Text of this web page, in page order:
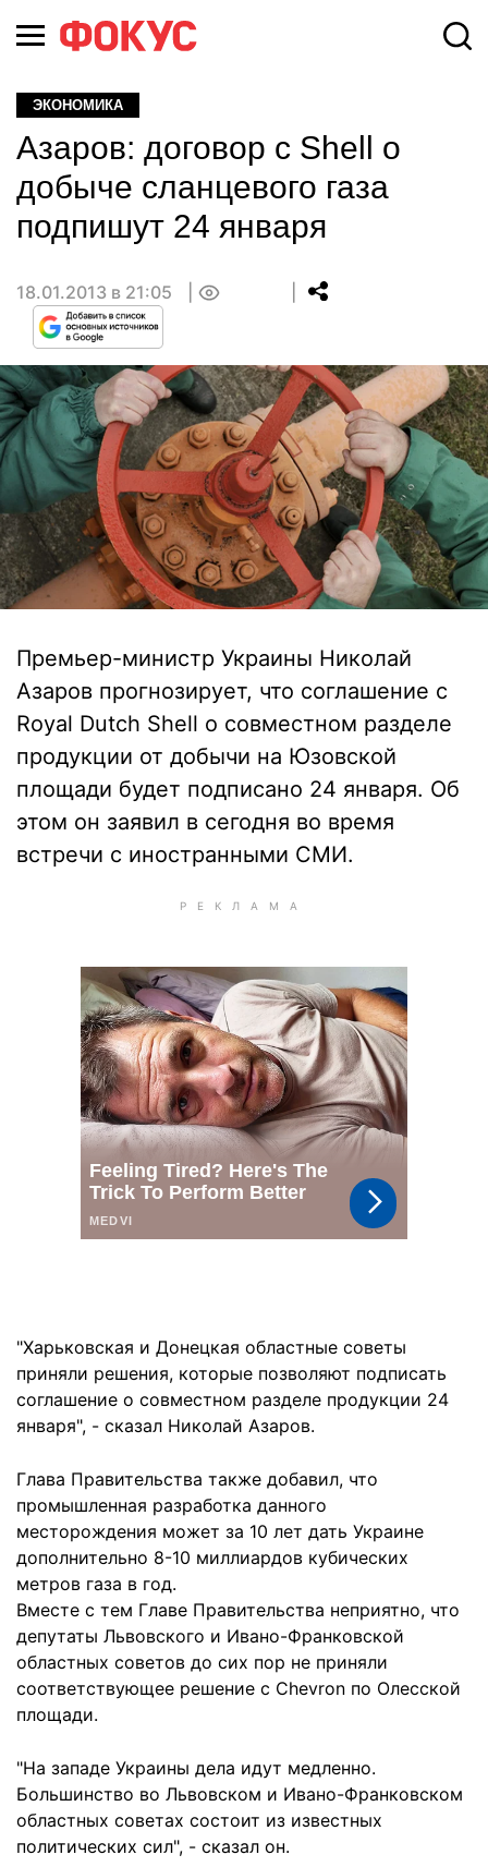
ЭКОНОМИКА
Азаров: договор с Shell о
добыче сланцевого газа
подпишут 24 января
18.01.2013 в 21:05
Премьер-министр Украины Николай
Азаров прогнозирует, что соглашение с
Royal Dutch Shell о совместном разделе
продукции от добычи на Юзовской
площади будет подписано 24 января. Об
этом он заявил в сегодня во время
встречи с иностранными СМИ.
"Харьковская и Донецкая областные советы
приняли решения, которые позволяют подписать
соглашение о совместном разделе продукции 24
января", - сказал Николай Азаров.
Глава Правительства также добавил, что
промышленная разработка данного
месторождения может за 10 лет дать Украине
дополнительно 8-10 миллиардов кубических
метров газа в год.
Вместе с тем Главе Правительства неприятно, что
депутаты Львовского и Ивано-Франковской
областных советов до сих пор не приняли
соответствующее решение с Chevron по Олесской
площади.
"На западе Украины дела идут медленно.
Большинство во Львовском и Ивано-Франковском
областных советах состоит из известных
политических сил", - сказал он.